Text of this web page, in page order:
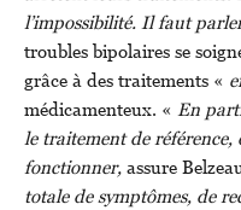
l’impossibilité. Il faut
troubles bipolaires se
grâce à des traitements «
médicamenteux. « En
le traitement de
fonctionner,assure
totale de symptômes, de